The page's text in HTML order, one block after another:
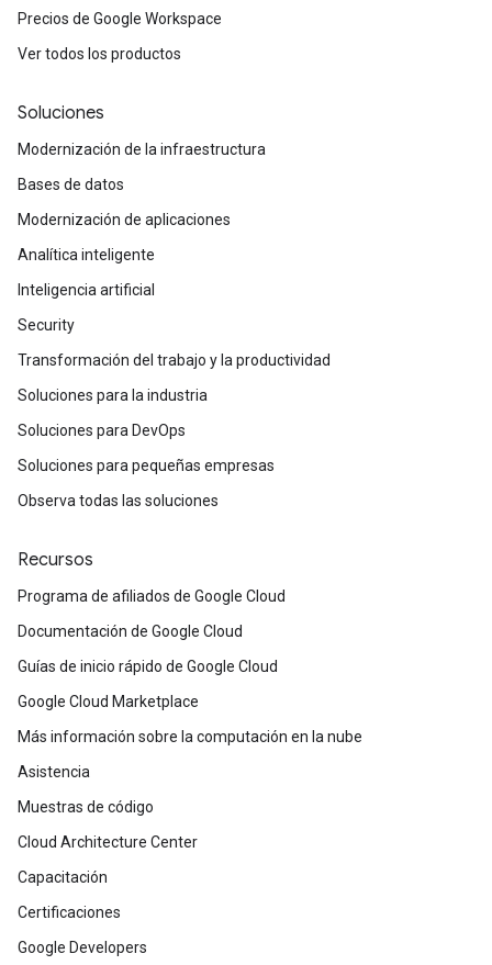
Precios de Google Workspace
Ver todos los productos
Soluciones
Modernización de la infraestructura
Bases de datos
Modernización de aplicaciones
Analítica inteligente
Inteligencia artificial
Security
Transformación del trabajo y la productividad
Soluciones para la industria
Soluciones para DevOps
Soluciones para pequeñas empresas
Observa todas las soluciones
Recursos
Programa de afiliados de Google Cloud
Documentación de Google Cloud
Guías de inicio rápido de Google Cloud
Google Cloud Marketplace
Más información sobre la computación en la nube
Asistencia
Muestras de código
Cloud Architecture Center
Capacitación
Certificaciones
Google Developers